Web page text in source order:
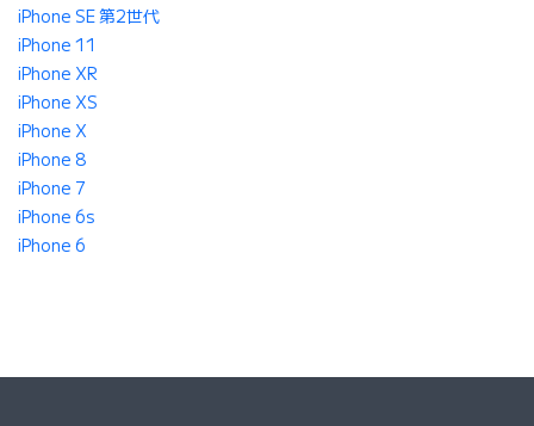
iPhone SE 第2世代
iPhone 11
iPhone XR
iPhone XS
iPhone X
iPhone 8
iPhone 7
iPhone 6s
iPhone 6